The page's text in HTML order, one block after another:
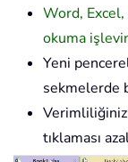
Word,
okuma
Yeni
sekmelerde
tıklaması